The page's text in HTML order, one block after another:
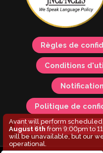
Règles de
Conditions
Politique de
Notification de
Avant will perform
August 6thfrom 9:00pm to
will be unavailable, but our
operational.